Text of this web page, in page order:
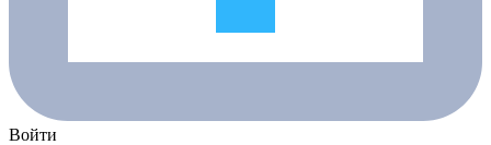
Войти